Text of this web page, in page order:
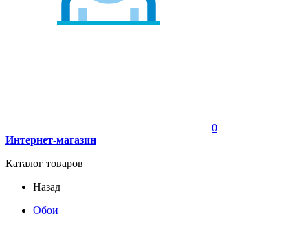
0
Интернет-магазин
Каталог товаров
Назад
Обои